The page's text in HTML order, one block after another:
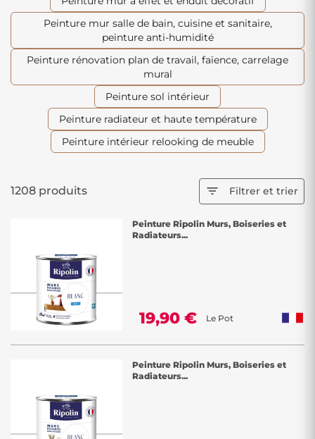
Peinture mur salle de bain, cuisine et sanitaire,
peinture anti-humidité
Peinture rénovation plan de travail, faïence, carrelage
mural
Peinture sol intérieur
Peinture radiateur et haute température
Peinture intérieur relooking de meuble
1208 produits  Filtrer et trier
Peinture Ripolin Murs, Boiseries et
Radiateurs...
19,90 € Le Pot
Peinture Ripolin Murs, Boiseries et
Radiateurs...